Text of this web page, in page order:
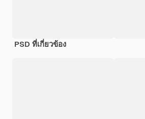
PSD ที่เกี่ยวข้อง